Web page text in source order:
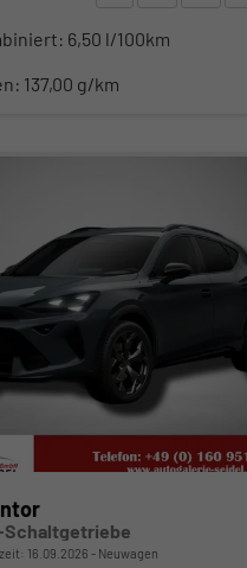
6,50 l/100km
137,00 g/km
Schaltgetriebe
16.09.2026 Neuwagen